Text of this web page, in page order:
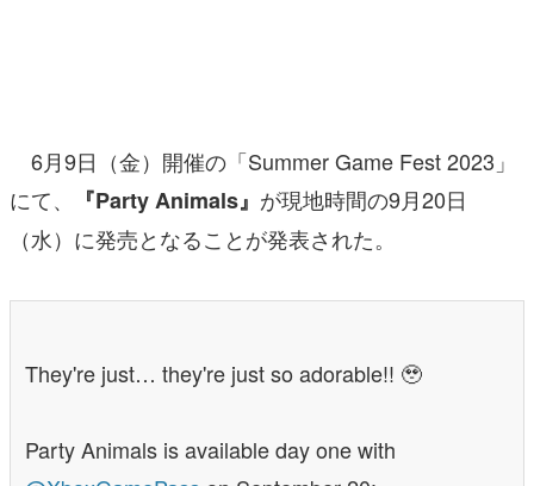
アプリレビュー
その他
6月9日（金）開催の「Summer Game Fest 2023」
にて、
『Party Animals』 が現地時間の9月20日
（水）に発売となることが発表された。
They're just… they're just so adorable!! 🥹
Party Animals is available day one with